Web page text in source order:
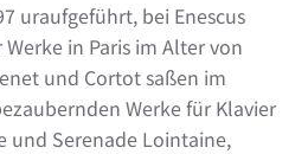
uraufgeführt, bei Enescus
in Paris im Alter von
und Cortot saßen im
Werke für Klavier
und Serenade Lointaine,